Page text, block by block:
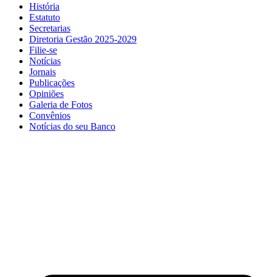
História
Estatuto
Secretarias
Diretoria Gestão 2025-2029
Filie-se
Notícias
Jornais
Publicações
Opiniões
Galeria de Fotos
Convênios
Notícias do seu Banco